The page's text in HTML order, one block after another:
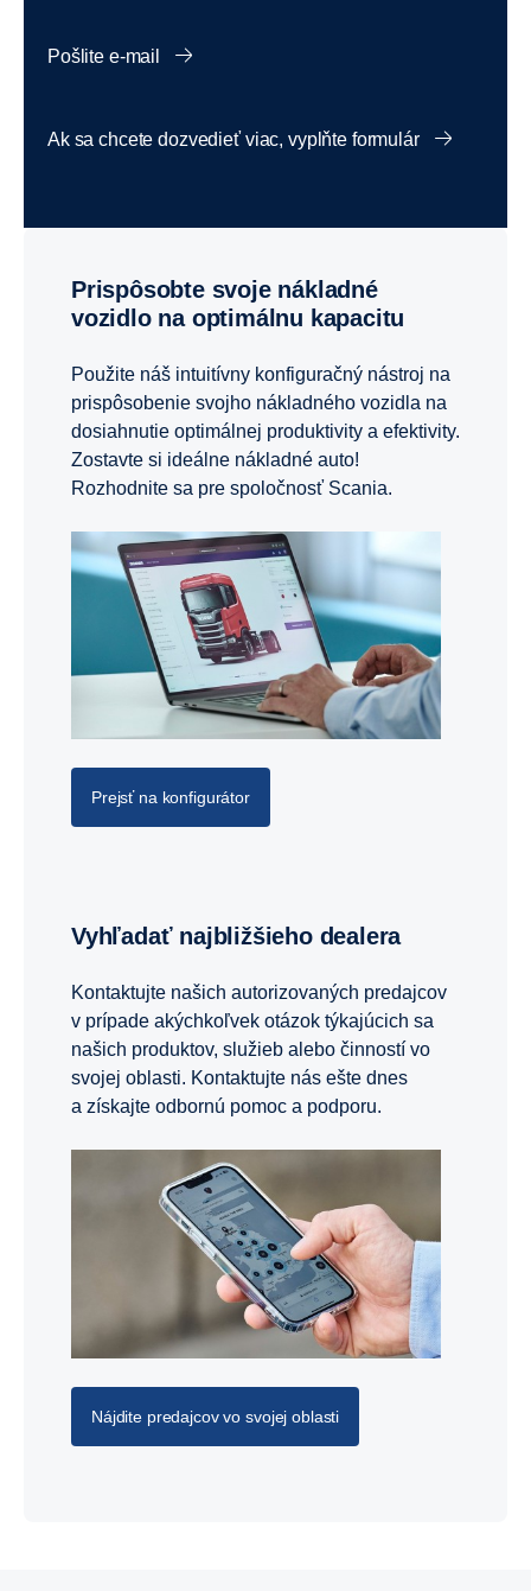
Pošlite e-mail
Ak sa chcete dozvedieť viac, vyplňte formulár
Prispôsobte svoje nákladné
vozidlo na optimálnu kapacitu
Použite náš intuitívny konfiguračný nástroj na
prispôsobenie svojho nákladného vozidla na
dosiahnutie optimálnej produktivity a efektivity.
Zostavte si ideálne nákladné auto!
Rozhodnite sa pre spoločnosť Scania.
Prejsť na konfigurátor
Vyhľadať najbližšieho dealera
Kontaktujte našich autorizovaných predajcov
v prípade akýchkoľvek otázok týkajúcich sa
našich produktov, služieb alebo činností vo
svojej oblasti. Kontaktujte nás ešte dnes
a získajte odbornú pomoc a podporu.
Nájdite predajcov vo svojej oblasti